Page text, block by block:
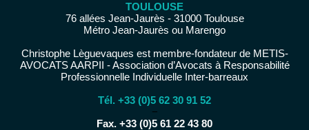
TOULOUSE
76 allées Jean-Jaurès - 31000 Toulouse
Métro Jean-Jaurès ou Marengo
Christophe Lèguevaques est membre-fondateur de METIS-
AVOCATS AARPII - Association d’Avocats à Responsabilité
Professionnelle Individuelle Inter-barreaux
Tél. +33 (0)5 62 30 91 52
−
Fax. +33 (0)5 61 22 43 80